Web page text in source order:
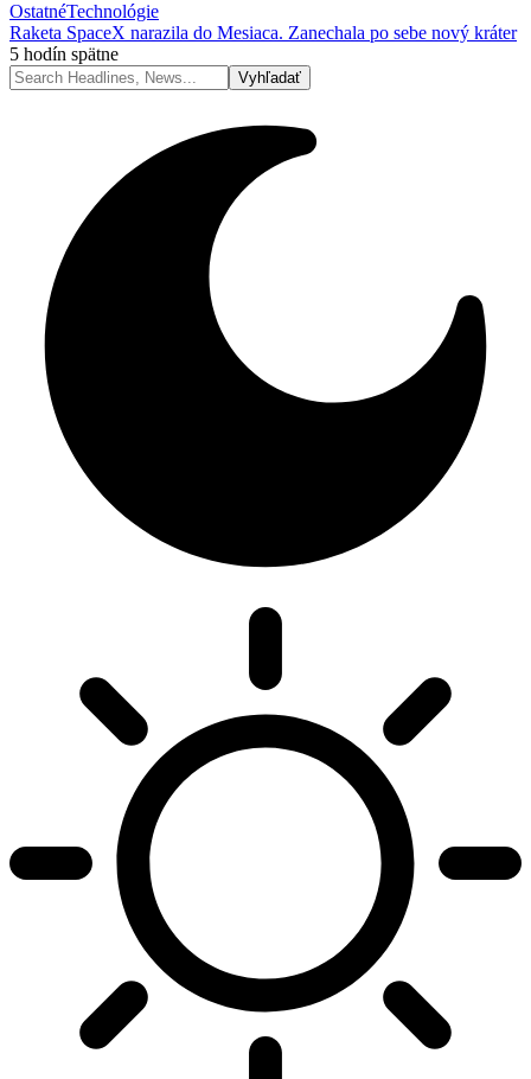
OstatnéTechnológie
Raketa SpaceX narazila do Mesiaca. Zanechala po sebe nový kráter
5 hodín spätne